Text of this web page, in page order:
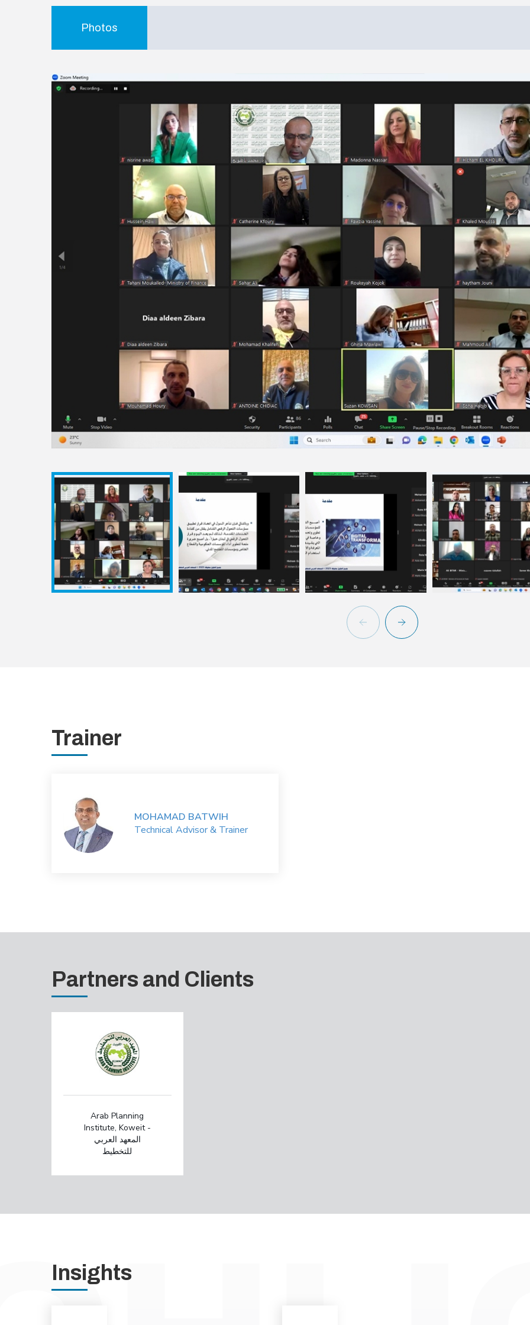
Photos
Trainer
MOHAMAD BATWIH
Technical Advisor & Trainer
Partners and Clients
Arab Planning
Institute, Koweit -
المعهد العربي
للتخطيط
Insights